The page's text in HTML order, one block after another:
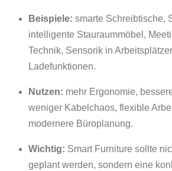
Beispiele: smarte Schreibtische,
intelligente Stauraummöbel,
Technik, Sensorik in
Ladefunktionen.
Nutzen: mehr Ergonomie,
weniger Kabelchaos, flexible
modernere Büroplanung.
Wichtig: Smart Furniture sollte
geplant werden, sondern eine